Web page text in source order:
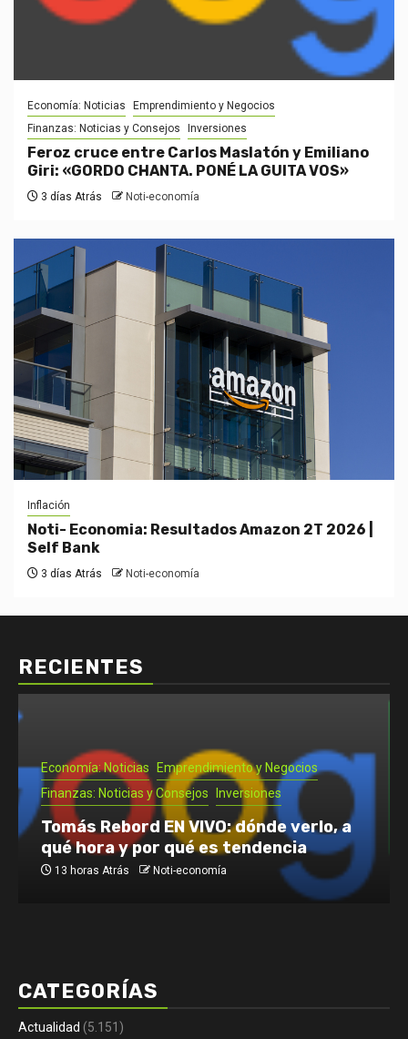
Economía: Noticias
Emprendimiento y Negocios
Finanzas: Noticias y Consejos
Inversiones
Feroz cruce entre Carlos Maslatón y Emiliano
Giri: «GORDO CHANTA. PONÉ LA GUITA VOS»
3 días Atrás Noti-economía
Inflación
Noti- Economia: Resultados Amazon 2T 2026 |
Self Bank
3 días Atrás Noti-economía
RECIENTES
Emprendimiento y Negocios
Noti- Economia: Guía para que un
autónomo se vaya de vacaciones
2 días Atrás Noti-economía
CATEGORÍAS
Actualidad (5.151)